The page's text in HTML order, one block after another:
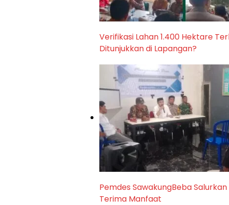
Verifikasi Lahan 1.400 Hektare
Ditunjukkan di Lapangan?
Pemdes SawakungBeba
Terima Manfaat